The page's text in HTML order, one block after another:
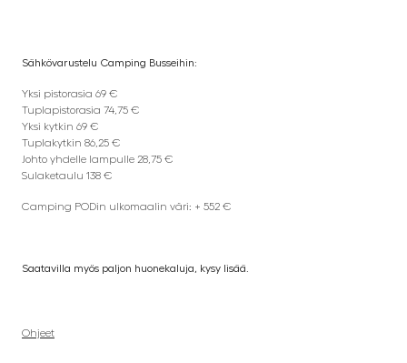
Sähkövarustelu Camping Busseihin:
Yksi pistorasia 69 €
Tuplapistorasia 74,75 €
Yksi kytkin 69 €
Tuplakytkin 86,25 €
Johto yhdelle lampulle 28,75 €
Sulaketaulu 138 €
Camping PODin ulkomaalin väri: + 552 €
Saatavilla myös paljon huonekaluja, kysy lisää.
Ohjeet